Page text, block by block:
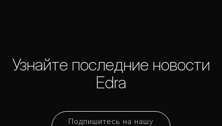
Подпишитесь на нашу
Узнайте последние новости
Edra